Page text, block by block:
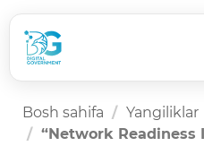
Bosh sahifa
Yangiliklar
“Network Readiness